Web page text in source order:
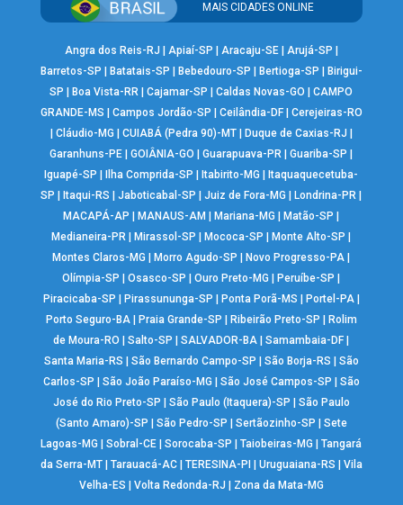
MAIS CIDADES ONLINE
Angra dos Reis-RJ Apiaí-SP Aracaju-SE| Arujá-SP
Barretos-SP
Batatais-SP Bebedouro-SP Bertioga-SP
Birigui-
SP
Boa Vista-RR |Cajamar-SP |Caldas Novas-GO |CAMPO
GRANDE-MS
Campos Jordão-SP Ceilândia-DF| Cerejeiras-RO
Cláudio-MG CUIABÁ (Pedra 90)-MT| Duque de Caxias-RJ
Garanhuns-PE |GOIÂNIA-GO |Guarapuava-PR |Guariba-SP
Iguapé-SP
Ilha Comprida-SP Itabirito-MG
Itaquaquecetuba-
SP
Itaqui-RS |Jaboticabal-SP |Juiz de Fora-MG Londrina-PR
MACAPÁ-AP
MANAUS-AM Mariana-MG Matão-SP
Medianeira-PR
Mirassol-SP Mococa-SP Monte Alto-SP
Montes Claros-MG
Morro Agudo-SP Novo Progresso-PA
Olímpia-SP
|Osasco-SP |Ouro Preto-MG Peruíbe-SP
Piracicaba-SP
Pirassununga-SP Ponta Porã-MS Portel-PA|
Porto Seguro-BA| Praia Grande-SP Ribeirão Preto-SP
Rolim
de Moura-RO
|Salto-SP |SALVADOR-BA |Samambaia-DF
Santa Maria-RS
São Bernardo Campo-SP São Borja-RS
São
Carlos-SP
São João Paraíso-MG São José Campos-SP
São
José do Rio Preto-SP
São Paulo (Itaquera)-SP
São Paulo
(Santo Amaro)-SP
São Pedro-SP Sertãozinho-SP
Sete
Lagoas-MG
|Sobral-CE |Sorocaba-SP |Taiobeiras-MG |Tangará
da Serra-MT| Tarauacá-AC| TERESINA-PI Uruguaiana-RS
Vila
Velha-ES
Volta Redonda-RJ Zona da Mata-MG